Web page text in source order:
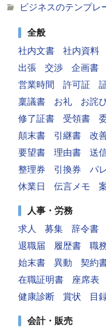
ビジネスのテンプレ
全般
社内文書
社内資料
出張
交渉 企画書
営業時間
許可証
稟議書
お礼 お詫
修了証書
受領書
顛末書
引継書 改
要望書
理由書 送
整理券
引換券 パ
休業日
伝言メモ
人事・労務
求人
募集 辞令書
退職届
履歴書 職
始末書
異動 契約
在職証明書
座席表
健康診断
賞状 目
会計・販売